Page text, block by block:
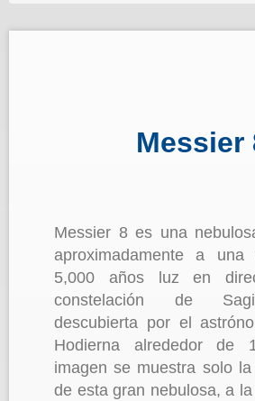
Messier
Messier 8 es una
aproximadamente a una
5,000 años luz en
constelación de
descubierta por el
Hodierna alrededor de
imagen se muestra solo la
de esta gran nebulosa, a